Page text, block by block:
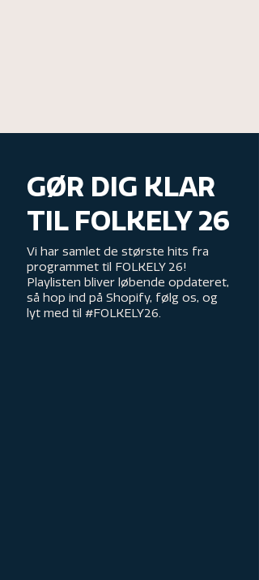
GØR DIG KLAR
TIL FOLKELY 26
Vi har samlet de største hits fra
programmet til FOLKELY 26!
Playlisten bliver løbende opdateret,
så hop ind på Shopify, følg os, og
lyt med til #FOLKELY26.